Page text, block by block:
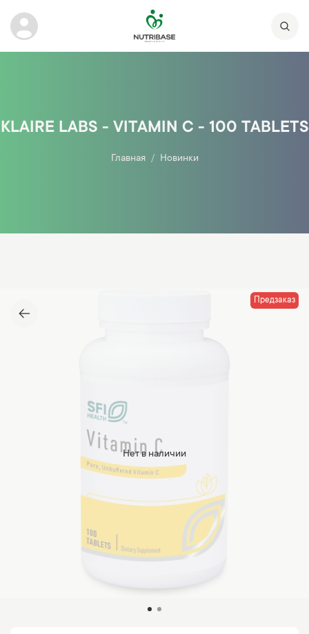
KLAIRE LABS - VITAMIN C - 100 TABLETS
Главная Новинки
Нет в наличии
Предзаказ